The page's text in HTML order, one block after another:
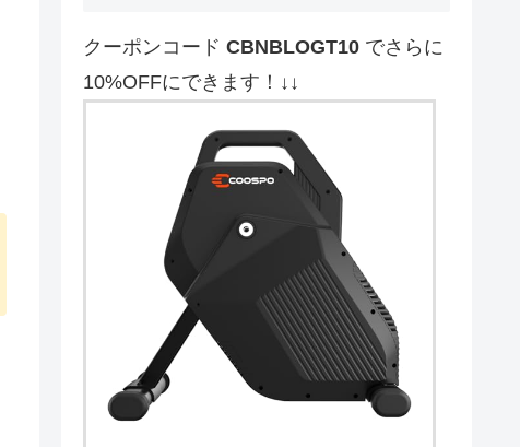
クーポンコード CBNBLOGT10 でさらに
10%OFFにできます！↓↓